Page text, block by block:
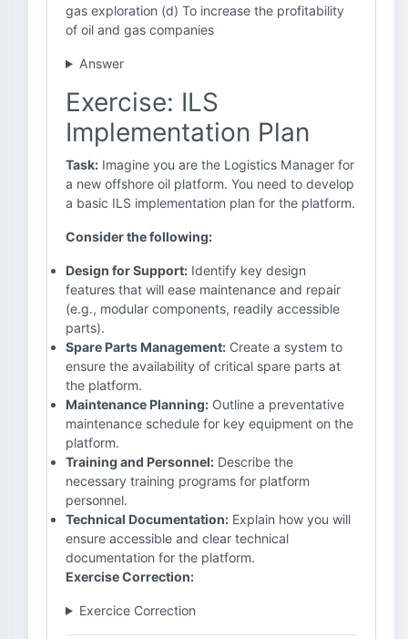
gas exploration (d) To increase the profitability
of oil and gas companies
Answer
Exercise: ILS
Implementation Plan
Task: Imagine you are the Logistics Manager for
a new offshore oil platform. You need to develop
a basic ILS implementation plan for the platform.
Consider the following:
Design for Support: Identify key design
features that will ease maintenance and repair
(e.g., modular components, readily accessible
parts).
Spare Parts Management: Create a system to
ensure the availability of critical spare parts at
the platform.
Maintenance Planning: Outline a preventative
maintenance schedule for key equipment on the
platform.
Training and Personnel: Describe the
necessary training programs for platform
personnel.
Technical Documentation: Explain how you will
ensure accessible and clear technical
documentation for the platform.
Exercise Correction:
Exercice Correction